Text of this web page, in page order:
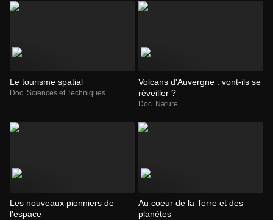
Le tourisme spatial
Doc. Sciences et Techniques
Volcans d'Auvergne : vont-ils se
réveiller ?
Doc. Nature
Les nouveaux pionniers de
l'espace
Au coeur de la Terre et des
planètes